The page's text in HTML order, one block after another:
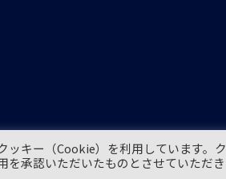
ッキー（Cookie）を利用しています。ク
を承認いただいたものとさせていただき